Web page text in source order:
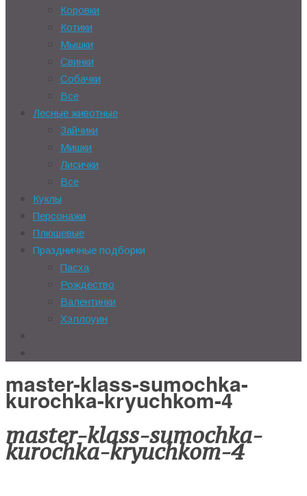
Коровки
Котики
Мышки
Свинки
Собачки
Все
Лесные животные
Зайчики
Мишки
Лисички
Все
Куклы
Персонажи
Плюшевые
Праздничные подборки
Пасха
Рождество
Валентинки
Хэллоуин
master-klass-sumochka-
kurochka-kryuchkom-4
master-klass-sumochka-
kurochka-kryuchkom-4